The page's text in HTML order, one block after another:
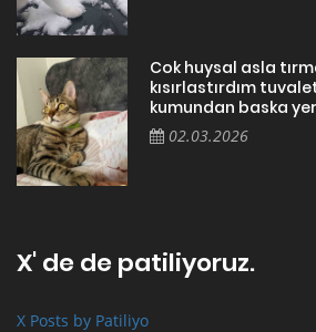
Cok huysal asla
kısırlastırdım
kumundan baska
02.03.2026
X' de de patiliyoruz.
X Posts by Patiliyo